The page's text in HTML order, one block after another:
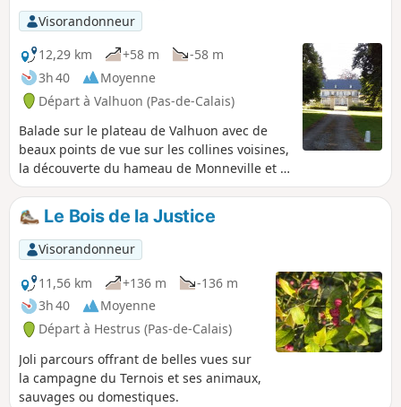
Visorandonneur
12,29 km
+58 m
-58 m
3h 40
Moyenne
Départ à Valhuon (Pas-de-Calais)
Balade sur le plateau de Valhuon avec de
beaux points de vue sur les collines voisines,
la découverte du hameau de Monneville et la
traversée du Bois d'Antigneul et vue sur son
château. Suivant les saisons, la flore et la
faune sauront vous captiver.
Le Bois de la Justice
Visorandonneur
11,56 km
+136 m
-136 m
3h 40
Moyenne
Départ à Hestrus (Pas-de-Calais)
Joli parcours offrant de belles vues sur
la campagne du Ternois et ses animaux,
sauvages ou domestiques.